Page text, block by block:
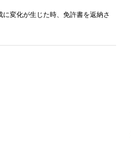
変化が生じた時、免許書を返納さ